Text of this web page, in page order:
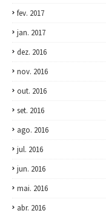
fev. 2017
jan. 2017
dez. 2016
nov. 2016
out. 2016
set. 2016
ago. 2016
jul. 2016
jun. 2016
mai. 2016
abr. 2016